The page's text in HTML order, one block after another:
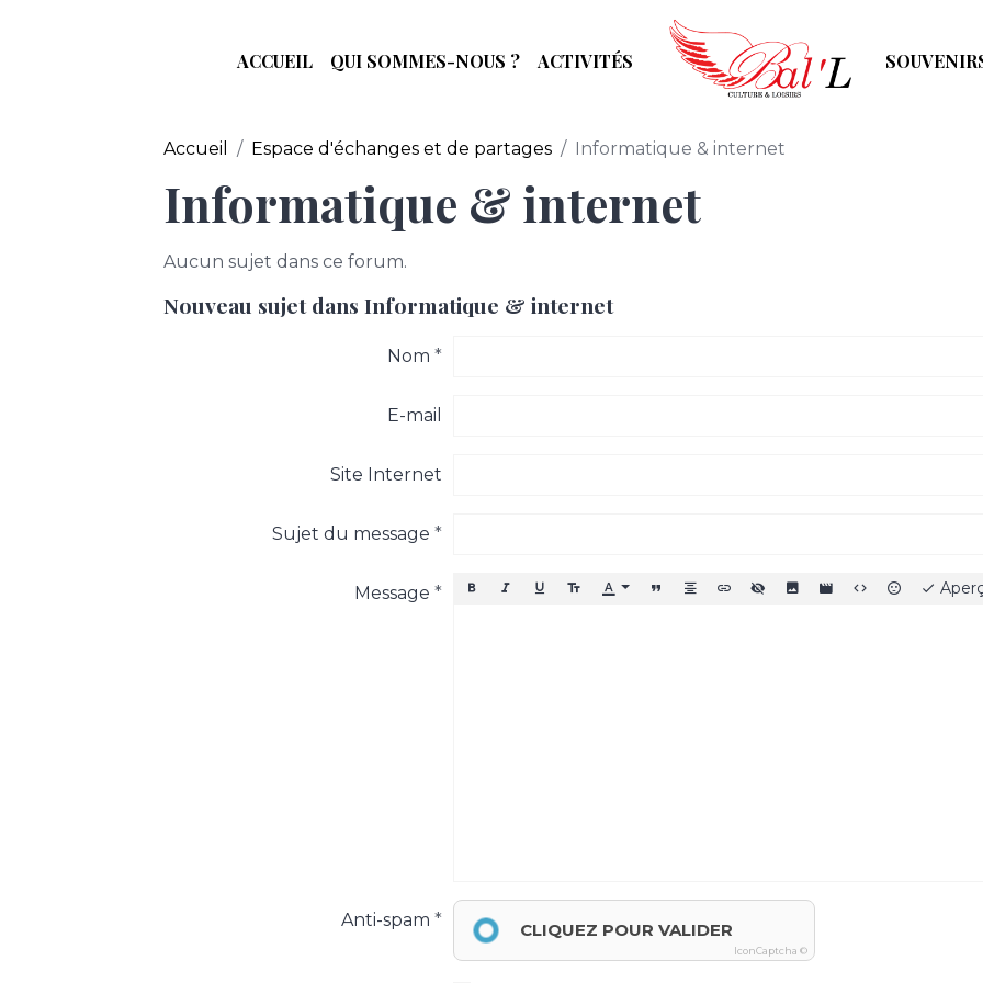
ACCUEIL QUI SOMMES-NOUS ? ACTIVITÉS
Accueil Espace d'échanges et de partages Informatique & internet
Informatique & internet
Aucun sujet dans ce forum.
Nouveau sujet dans Informatique & internet
Nom
E-mail
Site Internet
Sujet du message
Message
Anti-spam CLIQUEZ POUR VALIDER
IconCaptcha ©